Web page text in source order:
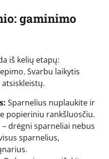
gaminimo
iš kelių etapų:
Svarbu laikytis
Sparnelius nuplaukite ir
popieriniu rankšluosčiu.
drėgni sparneliai nebus
sparnelius,